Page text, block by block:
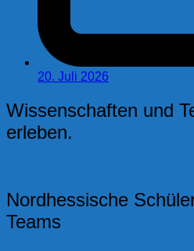
20. Juli 2026
Wissenschaften und
erleben.
Nordhessische
Teams